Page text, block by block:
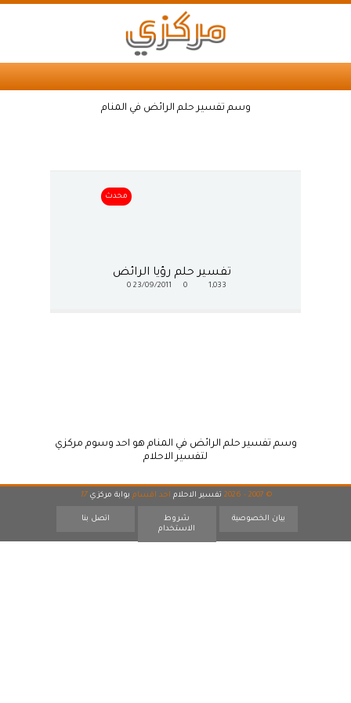
وسم تفسير حلم الرائض في المنام
محدث
تفسير حلم رؤيا الرائض
1,033
0
23/09/2011
0
وسم تفسير حلم الرائض في المنام هو احد وسوم مركزي
لتفسير الاحلام
© 2007 - 2026 تفسير الاحلام احد اقسام بوابة مركزي 17
بيان الخصوصية
شروط
الاستخدام
اتصل بنا